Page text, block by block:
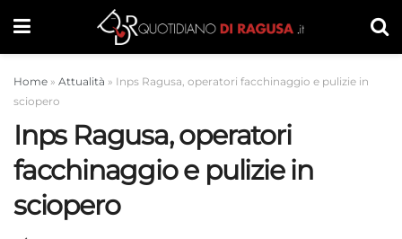
Home » Attualità » Inps Ragusa, operatori facchinaggio e pulizie in
sciopero
Inps Ragusa, operatori
facchinaggio e pulizie in
sciopero